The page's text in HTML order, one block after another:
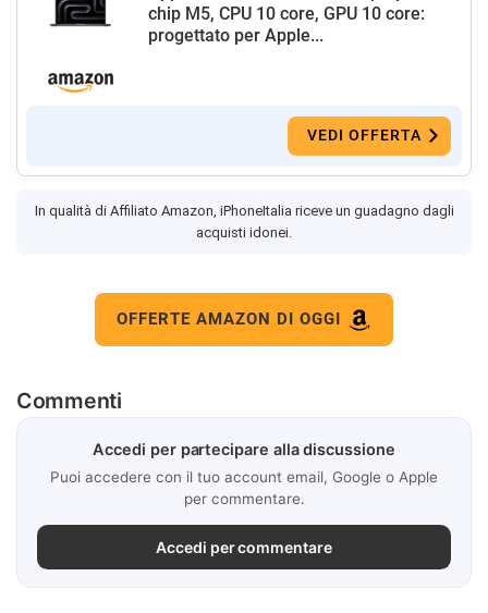
chip M5, CPU 10 core, GPU 10 core:
progettato per Apple...
VEDI OFFERTA
In qualità di Affiliato Amazon, iPhoneItalia riceve un guadagno dagli
acquisti idonei.
OFFERTE AMAZON DI OGGI
Commenti
Accedi per partecipare alla discussione
Puoi accedere con il tuo account email, Google o Apple
per commentare.
Accedi per commentare